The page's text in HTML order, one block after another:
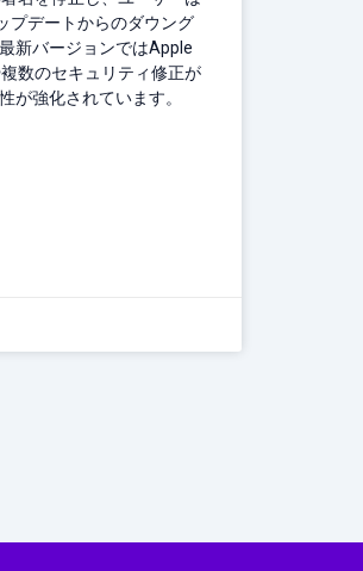
プデートからのダウング
新バージョンではApple
数のセキュリティ修正が
が強化されています。